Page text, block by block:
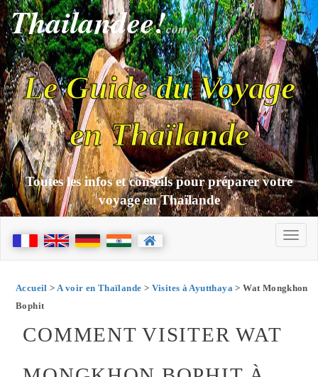
Thailandee!com
Le Guide du Voyage
en Thaïlande
Toutes les infos et conseils pour préparer votre
voyage en Thaïlande
Accueil > A voir en Thaïlande > Visites à Ayutthaya > Wat Mongkhon
Bophit
COMMENT VISITER WAT